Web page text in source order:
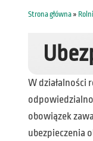
Strona główna »
W działalności
obowiązek
ubezpieczenia